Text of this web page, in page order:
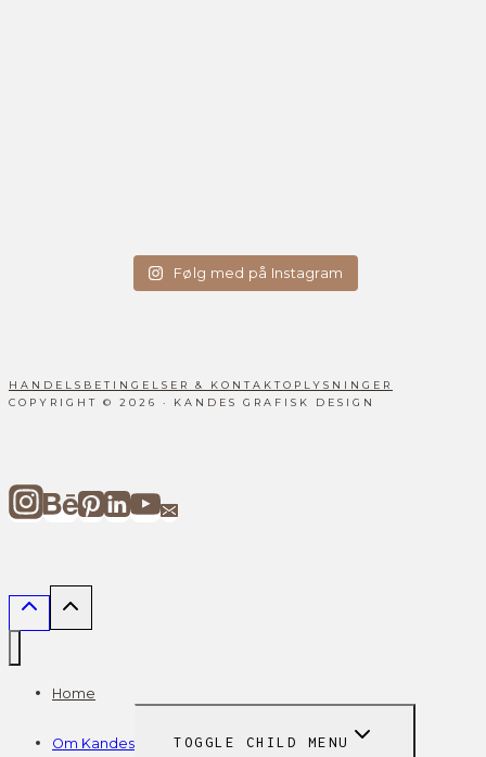
Følg med på Instagram
HANDELSBETINGELSER & KONTAKTOPLYSNINGER
COPYRIGHT © 2026 · KANDES GRAFISK DESIGN
Home
Om Kandes TOGGLE CHILD MENU